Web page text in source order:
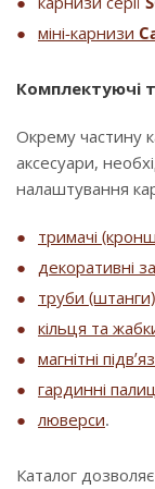
міні-карнизи
Комплектуючі
Окрему частину
аксесуари,
налаштування
тримачі
декоративні
труби (штанги)
кільця та
магнітні
гардинні
люверси.
Каталог